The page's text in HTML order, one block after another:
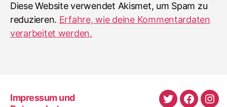
Diese Website verwendet Akismet, um Spam zu
reduzieren. Erfahre, wie deine Kommentardaten
verarbeitet werden.
Impressum und